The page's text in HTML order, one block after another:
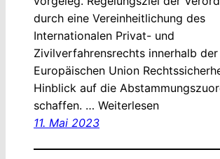
durch eine Vereinheitlichung des
Internationalen Privat- und
Zivilverfahrensrechts innerhalb der
Europäischen Union
Hinblick auf die
schaffen. … Weiterlesen
11. Mai 2023